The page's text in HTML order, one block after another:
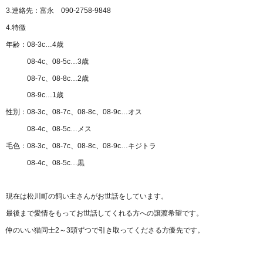
3.連絡先：富永 090-2758-9848
4.特徴
年齢：08-3c…4歳
08-4c、08-5c…3歳
08-7c、08-8c…2歳
08-9c…1歳
性別：08-3c、08-7c、08-8c、08-9c…オス
08-4c、08-5c…メス
毛色：08-3c、08-7c、08-8c、08-9c…キジトラ
08-4c、08-5c…黒
現在は松川町の飼い主さんがお世話をしています。
最後まで愛情をもってお世話してくれる方への譲渡希望です。
仲のいい猫同士2～3頭ずつで引き取ってくださる方優先です。